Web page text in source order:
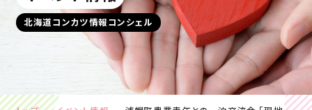
北海道コンカツ情報コンシェル